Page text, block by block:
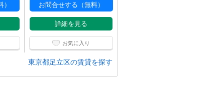
お問合せする（無料）
詳細を見る
お気に入り
東京都足立区の賃貸を探す